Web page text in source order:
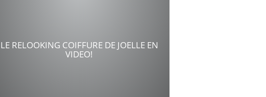
LE RELOOKING COIFFURE DE JOELLE EN
VIDEO!